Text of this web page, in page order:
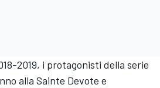
2019, i protagonisti della serie
alla Sainte Devote e